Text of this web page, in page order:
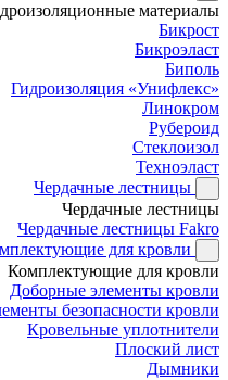
материалы
Бикрост
Бикроэласт
Биполь
Гидроизоляция «Унифлекс»
Линокром
Рубероид
Стеклоизол
Техноэласт
Чердачные лестницы
Чердачные лестницы
Чердачные лестницы Fakro
для кровли
Комплектующие для кровли
Доборные элементы кровли
безопасности кровли
Кровельные уплотнители
Плоский лист
Дымники